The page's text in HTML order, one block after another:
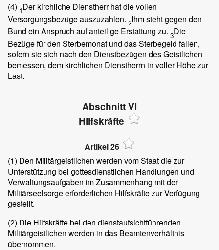
(4) 1Der kirchliche Dienstherr hat die vollen
Versorgungsbezüge auszuzahlen. 2Ihm steht gegen den
Bund ein Anspruch auf anteilige Erstattung zu. 3Die
Bezüge für den Sterbemonat und das Sterbegeld fallen,
sofern sie sich nach den Dienstbezügen des Geistlichen
bemessen, dem kirchlichen Dienstherrn in voller Höhe zur
Last.
Abschnitt VI
Hilfskräfte
Artikel 26
(1) Den Militärgeistlichen werden vom Staat die zur
Unterstützung bei gottesdienstlichen Handlungen und
Verwaltungsaufgaben im Zusammenhang mit der
Militärseelsorge erforderlichen Hilfskräfte zur Verfügung
gestellt.
(2) Die Hilfskräfte bei den dienstaufsichtführenden
Militärgeistlichen werden in das Beamtenverhältnis
übernommen.